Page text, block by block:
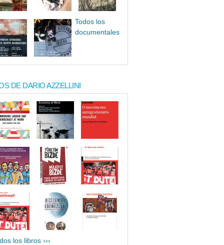
Todos los
documentales
DE DARIO AZZELLINI
los libros ›››